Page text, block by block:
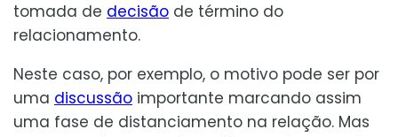
tomada de decisão de término do
relacionamento.
Neste caso, por exemplo, o motivo pode ser por
uma discussão importante marcando assim
uma fase de distanciamento na relação. Mas